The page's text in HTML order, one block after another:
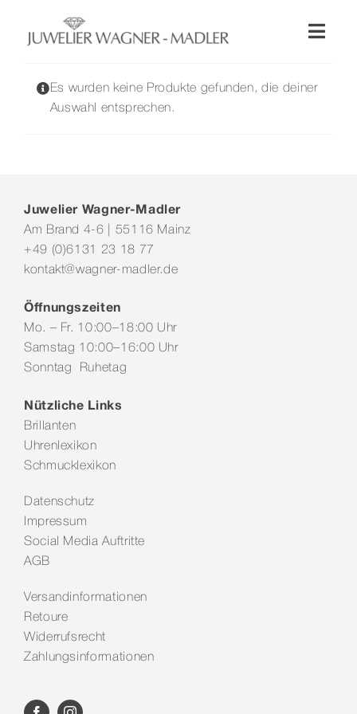
springen
Wellendorff
Service & Leistungen
Es wurden keine Produkte gefunden, die deiner
Auswahl entsprechen.
Juwelier Wagner-Madler
Am Brand 4-6 | 55116 Mainz
+49 (0)6131 23 18 77
kontakt@wagner-madler.de
Öffnungszeiten
Mo. – Fr. 10:00–18:00 Uhr
Samstag 10:00–16:00 Uhr
Sonntag Ruhetag
Nützliche Links
Brillanten
Uhrenlexikon
Schmucklexikon
Datenschutz
Impressum
Social Media Auftritte
AGB
Versandinformationen
Retoure
Widerrufsrecht
Zahlungsinformationen